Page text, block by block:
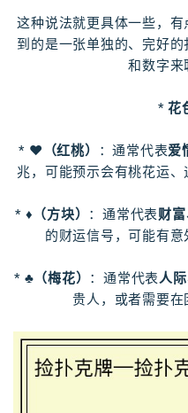
这种说法就更具体一些，
到的是一张单独的、完好
和数字来
*花
* ♥（红桃） ：通常代表爱
兆，可能预示会有桃花运、
* ♦（方块） ：通常代表财
的财运信号，可能有意
* ♣（梅花） ：通常代表人
贵人，或者需要在